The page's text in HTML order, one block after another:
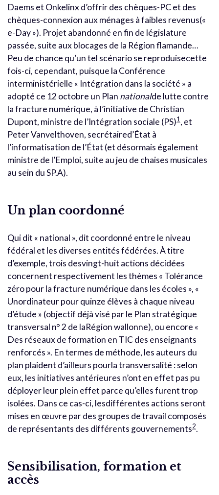
Daems et Onkelinx d’offrir des chèques-PC et des
chèques-connexion aux ménages à faibles revenus(«
e-Day »). Projet abandonné en fin de législature
passée, suite aux blocages de la Région flamande…
Peu de chance qu’un tel scénario se reproduisecette
fois-ci, cependant, puisque la Conférence
interministérielle « Intégration dans la société » a
adopté ce 12 octobre un Plan nationalde lutte contre
la fracture numérique, à l’initiative de Christian
Dupont, ministre de l’Intégration sociale (PS)1 , et
Peter Vanvelthoven, secrétaired’État à
l’informatisation de l’État (et désormais également
ministre de l’Emploi, suite au jeu de chaises musicales
au sein du SP.A).
Un plan coordonné
Qui dit « national », dit coordonné entre le niveau
fédéral et les diverses entités fédérées. À titre
d’exemple, trois desvingt-huit actions décidées
concernent respectivement les thèmes « Tolérance
zéro pour la fracture numérique dans les écoles », «
Unordinateur pour quinze élèves à chaque niveau
d’étude » (objectif déjà visé par le Plan stratégique
transversal n° 2 de laRégion wallonne), ou encore «
Des réseaux de formation en TIC des enseignants
renforcés ». En termes de méthode, les auteurs du
plan plaident d’ailleurs pourla transversalité : selon
eux, les initiatives antérieures n’ont en effet pas pu
déployer leur plein effet parce qu’elles furent trop
isolées. Dans ce cas-ci, lesdifférentes actions seront
mises en œuvre par des groupes de travail composés
de représentants des différents gouvernements2.
Sensibilisation, formation et
accès